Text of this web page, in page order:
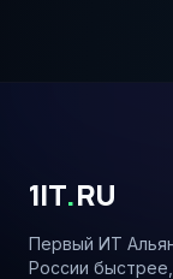
1IT.RU
Первый ИТ
России